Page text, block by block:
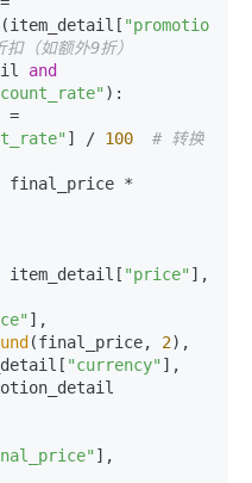
（如额外9折）
and
):
] / 100
# 转换
item_detail[ "price" ],
],
(final_price, 2),
"currency" ],
],